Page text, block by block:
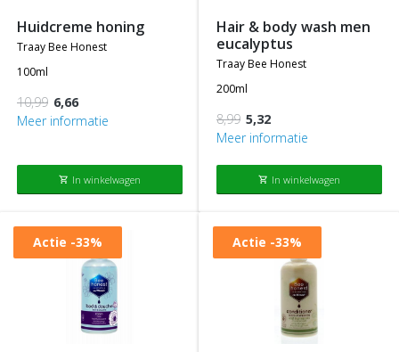
huidcreme honing
traay bee honest
100ml
10,99 6,66
Meer informatie
shopping_cart In winkelwagen
hair & body wash men
eucalyptus
traay bee honest
200ml
8,99 5,32
Meer informatie
shopping_cart In winkelwagen
Actie -33% Actie -33%